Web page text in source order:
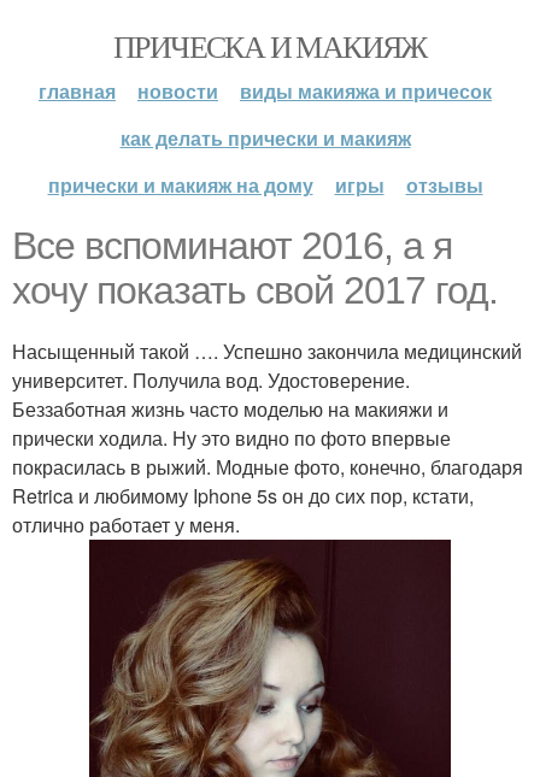
ПРИЧЕСКА И МАКИЯЖ
главная новости
виды макияжа и причесок
как делать прически и макияж
прически и макияж на дому
игры отзывы
Все вспоминают 2016, а я
хочу показать свой 2017 год.
Насыщенный такой …. Успешно закончила медицинский
университет. Получила вод. Удостоверение.
Беззаботная жизнь часто моделью на макияжи и
прически ходила. Ну это видно по фото впервые
покрасилась в рыжий. Модные фото, конечно, благодаря
Retrica и любимому Iphone 5s он до сих пор, кстати,
отлично работает у меня.